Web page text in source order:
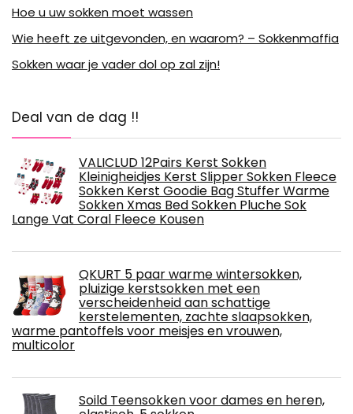
Hoe u uw sokken moet wassen
Wie heeft ze uitgevonden, en waarom? – Sokkenmaffia
Sokken waar je vader dol op zal zijn!
Deal van de dag !!
VALICLUD 12Pairs Kerst Sokken
Kleinigheidjes Kerst Slipper Sokken Fleece
Sokken Kerst Goodie Bag Stuffer Warme
Sokken Xmas Bed Sokken Pluche Sok
Lange Vat Coral Fleece Kousen
QKURT 5 paar warme wintersokken,
pluizige kerstsokken met een
verscheidenheid aan schattige
kerstelementen, zachte slaapsokken,
warme pantoffels voor meisjes en vrouwen,
multicolor
Soild Teensokken voor dames en heren,